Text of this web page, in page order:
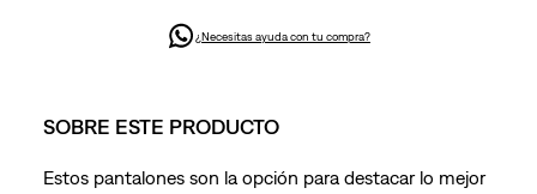
¿Necesitas ayuda con tu compra?
SOBRE ESTE PRODUCTO
Estos pantalones son la opción para destacar lo mejor